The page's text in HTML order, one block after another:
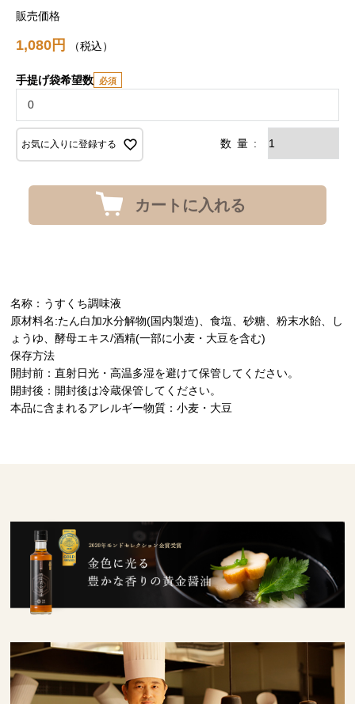
販売価格
1,080 税込
手提げ袋希望数
お気に入りに登録する
カートに入れる
名称：うすくち調味液
原材料名:たん白加水分解物(国内製造)、食塩、砂糖、粉末水飴、し
ょうゆ、酵母エキス/酒精(一部に小麦・大豆を含む)
保存方法
開封前：直射日光・高温多湿を避けて保管してください。
開封後：開封後は冷蔵保管してください。
本品に含まれるアレルギー物質：小麦・大豆